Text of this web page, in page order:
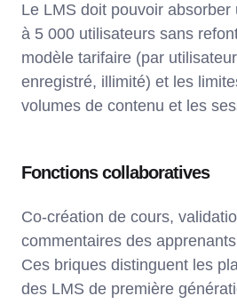
Le LMS doit pouvoir
à 5 000 utilisateurs sans
modèle tarifaire (par
enregistré, illimité) et les
volumes de contenu et les
Fonctions collaboratives
Co-création de cours,
commentaires des
Ces briques distinguent les
des LMS de première